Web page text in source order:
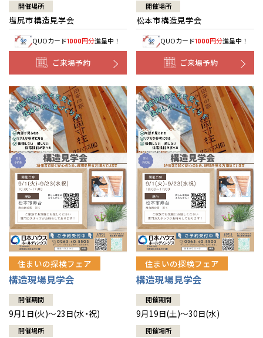
開催場所
塩尻市構造見学会
QUOカード1000円分進呈中！
ご来場予約
開催場所
松本市構造見学会
QUOカード1000円分進呈中！
ご来場予約
住まいの探検フェア
構造現場見学会
開催期間
9月1日(火)～23日(水・祝)
開催場所
住まいの探検フェア
構造現場見学会
開催期間
9月19日(土)～30日(水)
開催場所